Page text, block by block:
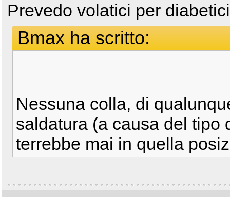
Prevedo volatici per
Bmax ha scritto:
Nessuna colla, di
saldatura (a causa del tipo
terrebbe mai in quella